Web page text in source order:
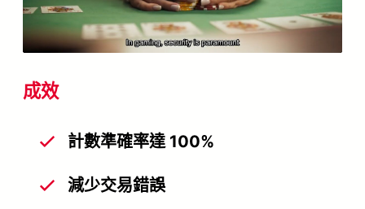
Video
成效
計數準確率達 100%
減少交易錯誤